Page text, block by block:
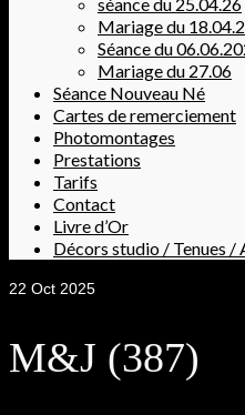
Mariage du
Séance du
Mariage du 27.06
Séance Nouveau Né
Cartes de remerciement
Photomontages
Prestations
Tarifs
Contact
Livre d’Or
Décors studio / Tenues /
22 Oct 2025
M&J (387)